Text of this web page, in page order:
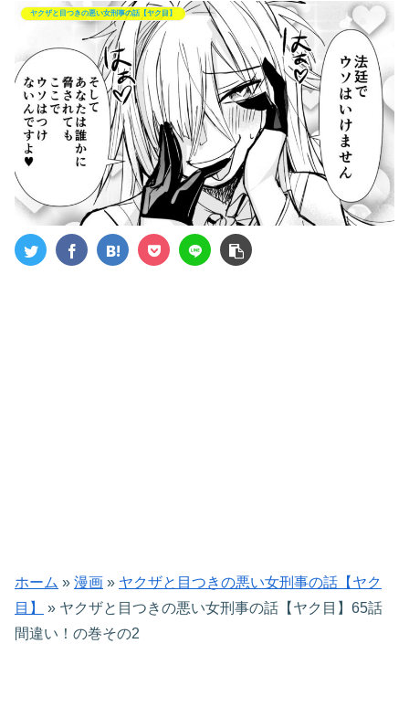
ヤクザと目つきの悪い女刑事の話【ヤク目】
ホーム » 漫画 » ヤクザと目つきの悪い女刑事の話【ヤク
目】
» ヤクザと目つきの悪い女刑事の話【ヤク目】65話
間違い！の巻その2